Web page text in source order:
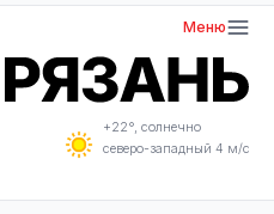
Меню
+22°, солнечно
северо-западный 4 м/с